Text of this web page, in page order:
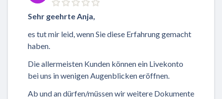
Sehr geehrte Anja,
es tut mir leid, wenn Sie diese Erfahrung gemacht
haben.
Die allermeisten Kunden können ein Livekonto
bei uns in wenigen Augenblicken eröffnen.
Ab und an dürfen/müssen wir weitere Dokumente